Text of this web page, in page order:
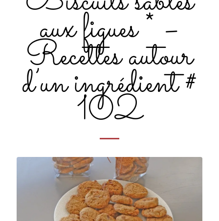
aux figues * –
Recettes autour
d’un ingrédient #
102